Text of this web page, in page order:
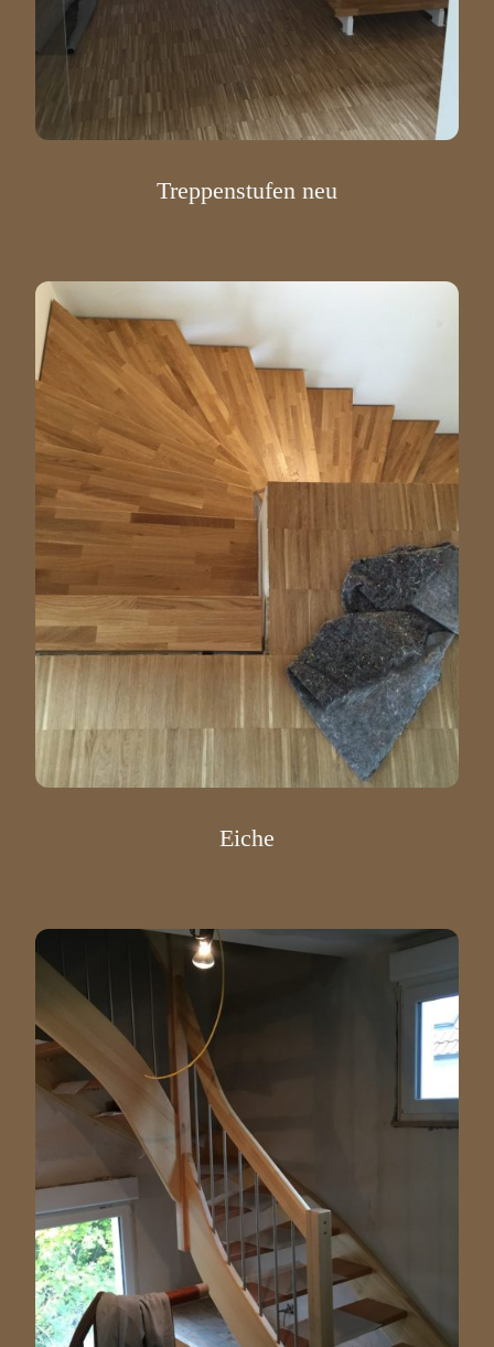
Treppenstufen neu
Eiche